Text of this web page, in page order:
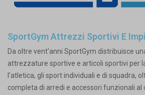
SportGym Attrezzi Sportivi E
Da oltre vent'anni SportGym distribuisce
attrezzature sportive e articoli sportivi per
l’atletica, gli sport individuali e di squadra,
completa di arredi e accessori funzionali